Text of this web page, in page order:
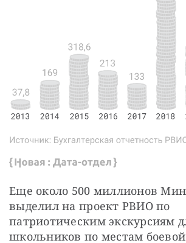
Еще около 500 миллионов
выделил на проект РВИО по
патриотическим экскурсиям
школьников по местам